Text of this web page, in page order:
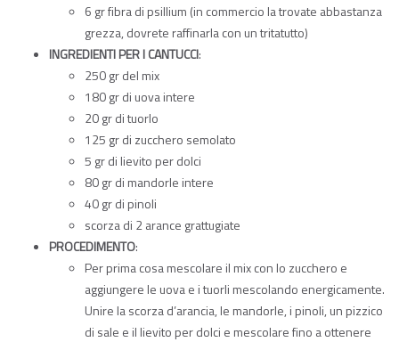
6 gr fibra di psillium (in commercio la trovate abbastanza
grezza, dovrete raffinarla con un tritatutto)
INGREDIENTI PER I CANTUCCI:
250 gr del mix
180 gr di uova intere
20 gr di tuorlo
125 gr di zucchero semolato
5 gr di lievito per dolci
80 gr di mandorle intere
40 gr di pinoli
scorza di 2 arance grattugiate
PROCEDIMENTO:
Per prima cosa mescolare il mix con lo zucchero e
aggiungere le uova e i tuorli mescolando energicamente.
Unire la scorza d’arancia, le mandorle, i pinoli, un pizzico
di sale e il lievito per dolci e mescolare fino a ottenere